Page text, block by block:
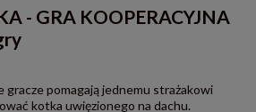
- GRA KOOPERACYJNA
pomagają jednemu strażakowi
kotka uwięzionego na dachu.